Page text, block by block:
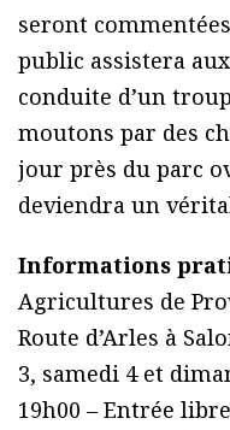
seront
public assistera
conduite d’un
moutons par des
jour près du parc
deviendra un
Informations
Agricultures de
Route d’Arles à
3, samedi 4 et
19h00 – Entrée